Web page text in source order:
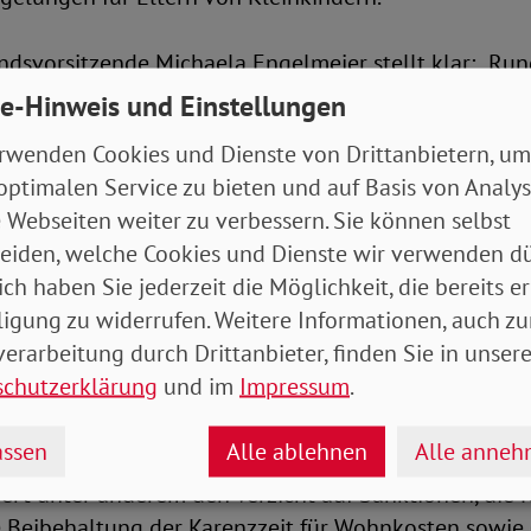
Michaela Engelmeier stellt klar:
beziehen Leistungen nach dem SGB II. In
außer Acht gelassen, dass sie die geplanten
– obwohl sie nichts für ihre Lage können.
gekürzt werden, verschärft das
in der Familie bedeutet weniger Spielraum für
oder die soziale Teilhabe von Kindern. Wer
Leistungen spart, spart an der Zukunft von
für die gesamte Gesellschaft."
sei eine Familie mit minderjährigen
Sanktionen blieben daher nicht auf einzelne
träfen unmittelbar auch Schutzbefohlene und
unter anderem den Verzicht auf Sanktionen, die
Hinweis und Einstellungen
Cookies und Dienste von Drittanbietern,
Service zu bieten und auf Basis von
Webseiten weiter zu verbessern. Sie können selbst
welche Cookies und Dienste wir verwenden
haben Sie jederzeit die Möglichkeit, die bereits
zu widerrufen. Weitere Informationen, auch
durch Drittanbieter, finden Sie in
und im Impressum.
Alle ablehnen Alle